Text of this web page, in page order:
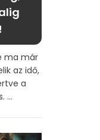
ma már
az idő,
a
...